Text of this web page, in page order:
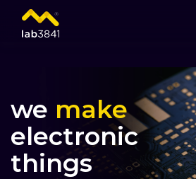
we make
electronic
things